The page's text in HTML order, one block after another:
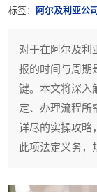
标签：
阿尔及利亚公
对于在阿尔及利
报的时间与周期
键。本文将深入
定、办理流程所
详尽的实操攻略
此项法定义务，